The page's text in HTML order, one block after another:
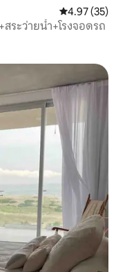
คะแนนเฉลี่ย
4.97 (35)
สระว่ายน้ำ+โรงจอดรถ